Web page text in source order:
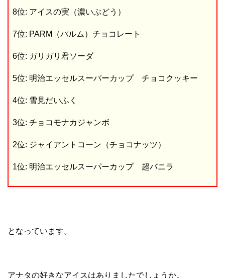
8位: アイスの実（濃いぶどう）
7位: PARM（パルム）チョコレート
6位: ガリガリ君ソーダ
5位: 明治エッセルスーパーカップ チョコクッキー
4位: 雪見だいふく
3位: チョコモナカジャンボ
2位: ジャイアントコーン（チョコナッツ）
1位: 明治エッセルスーパーカップ 超バニラ
となっています。
アナタの好きなアイスはありましたでしょうか。